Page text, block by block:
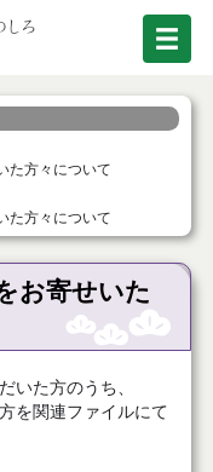
た方々について
た方々について
お寄せいた
いた方のうち、
を関連ファイルにて